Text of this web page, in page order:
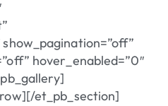
hover_enabled=”0″
et_pb_section]